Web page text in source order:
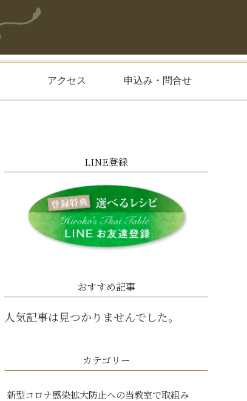
アクセス 申込み・問合せ
LINE登録
おすすめ記事
人気記事は見つかりませんでした。
カテゴリー
新型コロナ感染拡大防止への当教室で取組み